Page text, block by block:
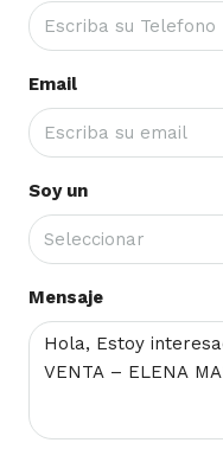
Email
Soy un
Seleccionar
Mensaje